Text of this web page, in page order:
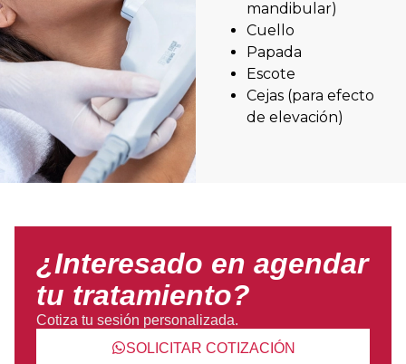
mandibular)
Cuello
Papada
Escote
Cejas (para efecto
de elevación)
¿Interesado en agendar
tu tratamiento?
Cotiza tu sesión personalizada.
SOLICITAR COTIZACIÓN